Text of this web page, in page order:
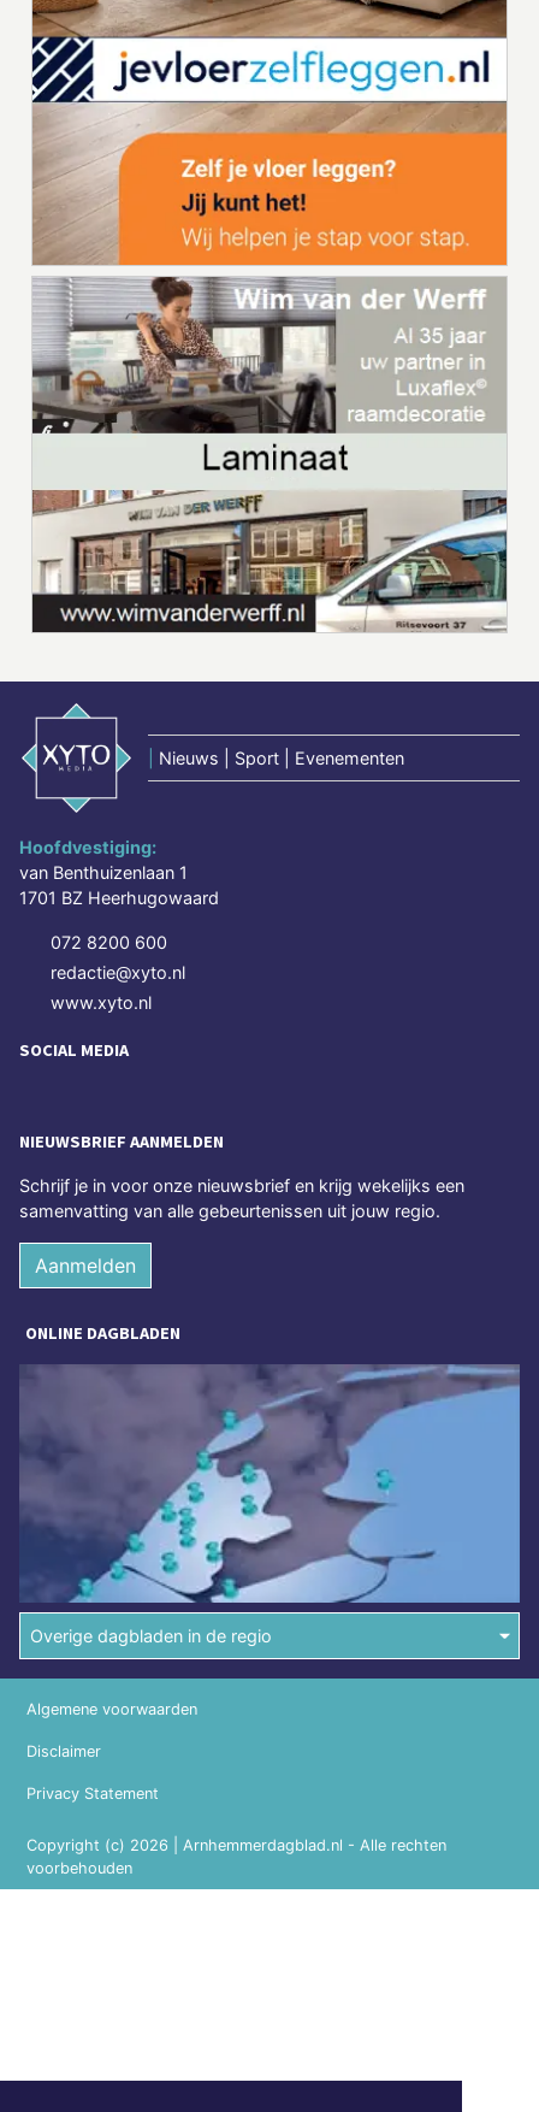
Nieuws | Sport | Evenementen
Hoofdvestiging:
van Benthuizenlaan 1
1701 BZ Heerhugowaard
072 8200 600
redactie@xyto.nl
www.xyto.nl
SOCIAL MEDIA
NIEUWSBRIEF AANMELDEN
Schrijf je in voor onze nieuwsbrief en krijg wekelijks een
samenvatting van alle gebeurtenissen uit jouw regio.
Aanmelden
ONLINE DAGBLADEN
Overige dagbladen in de regio
Copyright (c) 2026 | Arnhemmerdagblad.nl - Alle rechten
voorbehouden
Algemene voorwaarden
Disclaimer
Privacy Statement